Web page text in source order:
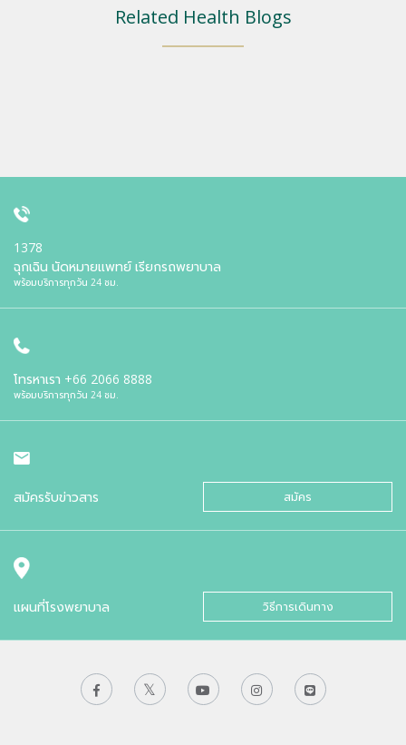
Related Health Blogs
1378
ฉุกเฉิน นัดหมายแพทย์ เรียกรถพยาบาล
พร้อมบริการทุกวัน 24 ชม.
โทรหาเรา +66 2066 8888
พร้อมบริการทุกวัน 24 ชม.
สมัครรับข่าวสาร สมัคร
แผนที่โรงพยาบาล วิธีการเดินทาง